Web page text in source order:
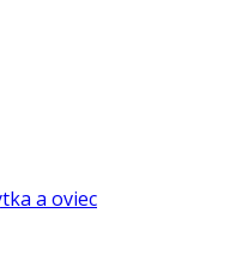
a oviec